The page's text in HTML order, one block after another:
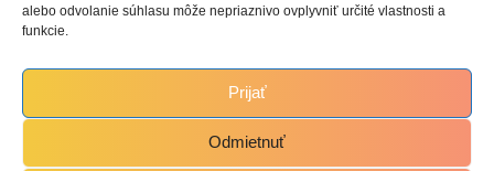
alebo odvolanie súhlasu môže nepriaznivo ovplyvniť určité vlastnosti a
funkcie.
Prijať
Odmietnuť
november 2021
október 2021